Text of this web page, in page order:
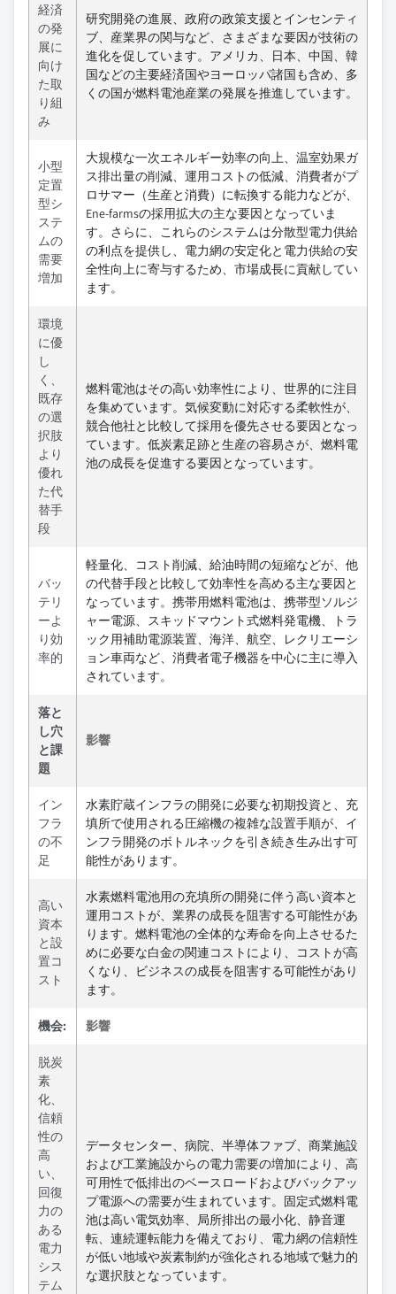
経済
の発
展に
向け
た取
り組
み
研究開発の進展、政府の政策支援とインセンティ
ブ、産業界の関与など、さまざまな要因が技術の
進化を促しています。アメリカ、日本、中国、韓
国などの主要経済国やヨーロッパ諸国も含め、多
くの国が燃料電池産業の発展を推進しています。
小型
定置
型シ
ステ
ムの
需要
増加
大規模な一次エネルギー効率の向上、温室効果ガ
ス排出量の削減、運用コストの低減、消費者がプ
ロサマー（生産と消費）に転換する能力などが、
Ene-farmsの採用拡大の主な要因となっていま
す。さらに、これらのシステムは分散型電力供給
の利点を提供し、電力網の安定化と電力供給の安
全性向上に寄与するため、市場成長に貢献してい
ます。
環境
に優
し
く、
既存
の選
択肢
より
優れ
た代
替手
段
燃料電池はその高い効率性により、世界的に注目
を集めています。気候変動に対応する柔軟性が、
競合他社と比較して採用を優先させる要因となっ
ています。低炭素足跡と生産の容易さが、燃料電
池の成長を促進する要因となっています。
バッ
テリ
ーよ
り効
率的
軽量化、コスト削減、給油時間の短縮などが、他
の代替手段と比較して効率性を高める主な要因と
なっています。携帯用燃料電池は、携帯型ソルジ
ャー電源、スキッドマウント式燃料発電機、トラ
ック用補助電源装置、海洋、航空、レクリエーシ
ョン車両など、消費者電子機器を中心に主に導入
されています。
落と
し穴
と課
題
影響
イン
フラ
の不
足
水素貯蔵インフラの開発に必要な初期投資と、充
填所で使用される圧縮機の複雑な設置手順が、イ
ンフラ開発のボトルネックを引き続き生み出す可
能性があります。
高い
資本
と設
置コ
スト
水素燃料電池用の充填所の開発に伴う高い資本と
運用コストが、業界の成長を阻害する可能性があ
ります。燃料電池の全体的な寿命を向上させるた
めに必要な白金の関連コストにより、コストが高
くなり、ビジネスの成長を阻害する可能性があり
ます。
機会: 影響
脱炭
素
化、
信頼
性の
高
い、
回復
力の
ある
電力
シス
テム
データセンター、病院、半導体ファブ、商業施設
および工業施設からの電力需要の増加により、高
可用性で低排出のベースロードおよびバックアッ
プ電源への需要が生まれています。固定式燃料電
池は高い電気効率、局所排出の最小化、静音運
転、連続運転能力を備えており、電力網の信頼性
が低い地域や炭素制約が強化される地域で魅力的
な選択肢となっています。